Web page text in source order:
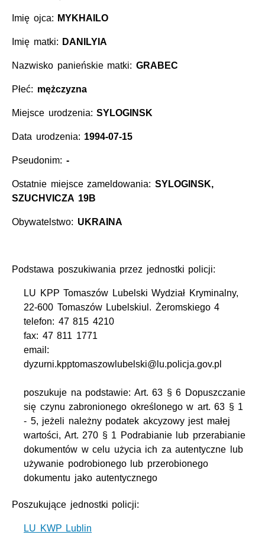
Imię ojca: MYKHAILO
Imię matki: DANILYIA
Nazwisko panieńskie matki: GRABEC
Płeć: mężczyzna
Miejsce urodzenia:SYLOGINSK
Data urodzenia: 1994-07-15
Pseudonim: -
Ostatnie miejsce zameldowania: SYLOGINSK,
SZUCHVICZA 19B
Obywatelstwo: UKRAINA
Podstawa poszukiwania przez jednostki policji:
LU KPP Tomaszów Lubelski Wydział Kryminalny,
22-600 Tomaszów Lubelskiul. Żeromskiego 4
telefon: 47 815 4210
fax: 47 811 1771
email:
dyzurni.kpptomaszowlubelski@lu.policja.gov.pl
poszukuje na podstawie: Art. 63 § 6 Dopuszczanie
się czynu zabronionego określonego w art. 63 § 1
- 5, jeżeli należny podatek akcyzowy jest małej
wartości, Art. 270 § 1 Podrabianie lub przerabianie
dokumentów w celu użycia ich za autentyczne lub
używanie podrobionego lub przerobionego
dokumentu jako autentycznego
Poszukujące jednostki policji:
LU KWP Lublin